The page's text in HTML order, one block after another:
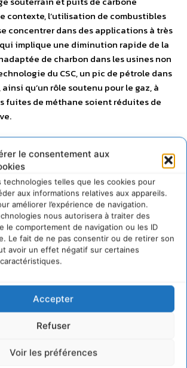
le consentement aux
technologies telles que les cookies pour
aux informations relatives aux appareils.
améliorer l’expérience de navigation.
nous autorisera à traiter des
le comportement de navigation ou les ID
Le fait de ne pas consentir ou de retirer son
avoir un effet négatif sur certaines
Accepter
Refuser
Voir les préférences
contexte, l’utilisation de combustibles
concentrer dans des applications à très
implique une diminution rapide de la
de charbon dans les usines non
du CSC, un pic de pétrole dans
qu’un rôle soutenu pour le gaz, à
fuites de méthane soient réduites de
progrès à un
vers des systèmes énergétiques à
carbone nécessitera une amélioration
des 20 dernières années et que celle
Chaque année, la productivité
de 3 % et la part d’énergie
pourcentage. De fortes politiques
pour y parvenir. Pour l’ETC,
inclure : une tarification
fossiles, un soutien en matière